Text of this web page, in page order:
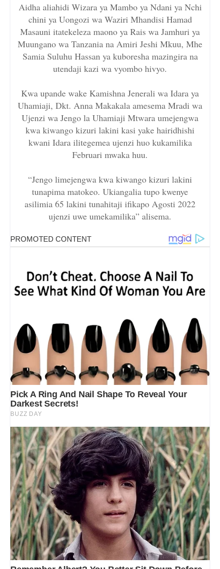
Aidha aliahidi Wizara ya Mambo ya Ndani ya Nchi
chini ya Uongozi wa Waziri Mhandisi Hamad
Masauni itatekeleza maono ya Rais wa Jamhuri ya
Muungano wa Tanzania na Amiri Jeshi Mkuu, Mhe
Samia Suluhu Hassan ya kuboresha mazingira na
utendaji kazi wa vyombo hivyo.
Kwa upande wake Kamishna Jenerali wa Idara ya
Uhamiaji, Dkt. Anna Makakala amesema Mradi wa
Ujenzi wa Jengo la Uhamiaji Mtwara umejengwa
kwa kiwango kizuri lakini kasi yake hairidhishi
kwani Idara ilitegemea ujenzi huo kukamilika
Februari mwaka huu.
“Jengo limejengwa kwa kiwango kizuri lakini
tunapima matokeo. Ukiangalia tupo kwenye
asilimia 65 lakini tunahitaji ifikapo Agosti 2022
ujenzi uwe umekamilika” alisema.